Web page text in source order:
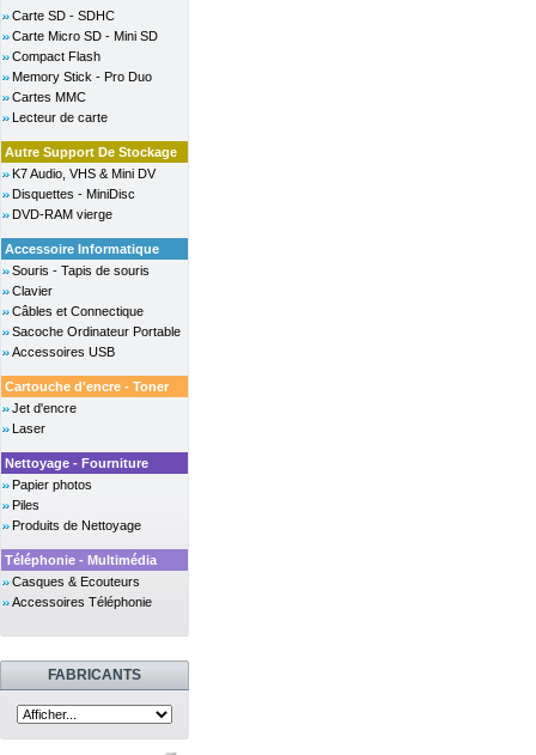
Carte SD - SDHC
Carte Micro SD - Mini SD
Compact Flash
Memory Stick - Pro Duo
Cartes MMC
Lecteur de carte
Autre Support De Stockage
K7 Audio, VHS & Mini DV
Disquettes - MiniDisc
DVD-RAM vierge
Accessoire Informatique
Souris - Tapis de souris
Clavier
Câbles et Connectique
Sacoche Ordinateur Portable
Accessoires USB
Cartouche d'encre - Toner
Jet d'encre
Laser
Nettoyage - Fourniture
Papier photos
Piles
Produits de Nettoyage
Téléphonie - Multimédia
Casques & Ecouteurs
Accessoires Téléphonie
FABRICANTS